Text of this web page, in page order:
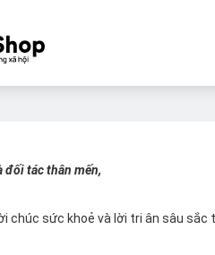
đối tác thân mến,
chúc sức khoẻ và lời tri ân sâu